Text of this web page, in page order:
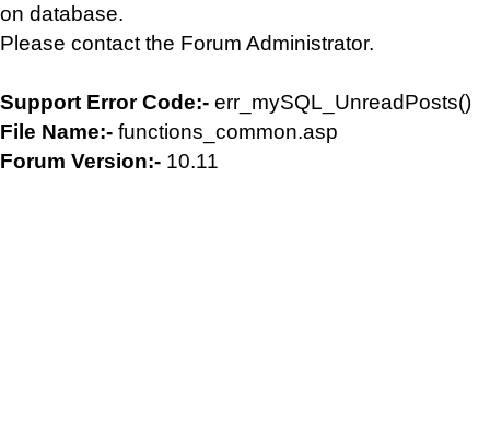
on database.
Please contact the Forum Administrator.
Support Error Code:- err_mySQL_UnreadPosts()
File Name:- functions_common.asp
Forum Version:- 10.11